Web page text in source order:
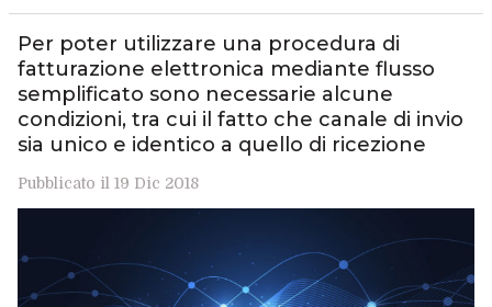
Per poter utilizzare una procedura di
fatturazione elettronica mediante flusso
semplificato sono necessarie alcune
condizioni, tra cui il fatto che canale di invio
sia unico e identico a quello di ricezione
Pubblicato il 19 Dic 2018